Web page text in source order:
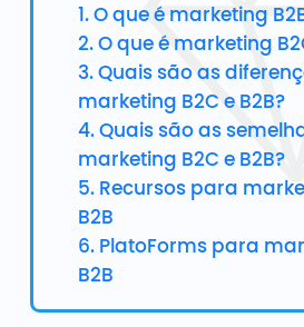
1. O que é marketing
2. O que é marketing
3. Quais são as
marketing B2C e B2B?
4. Quais são as
marketing B2C e B2B?
5. Recursos para
B2B
6. PlatoForms para
B2B